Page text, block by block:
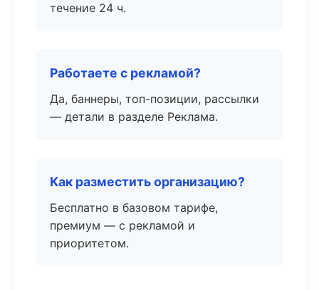
течение 24 ч.
Работаете с рекламой?
Да, баннеры, топ-позиции, рассылки
— детали в разделе Реклама.
Как разместить организацию?
Бесплатно в базовом тарифе,
премиум — с рекламой и
приоритетом.